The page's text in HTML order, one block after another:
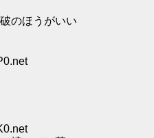
のほうがいい